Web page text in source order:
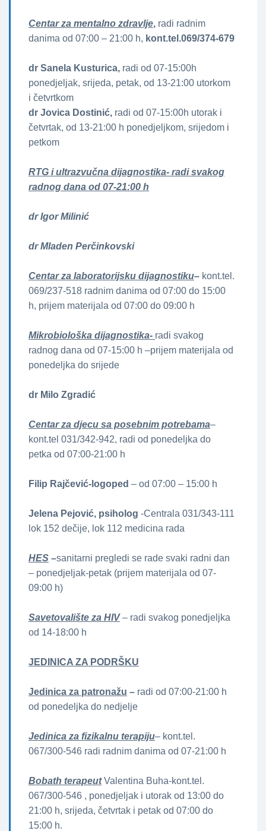
Centar za mentalno zdravlje, radi radnim
danima od 07:00 – 21:00 h, kont.tel.069/374-679
dr Sanela Kusturica, radi od 07-15:00h
ponedjeljak, srijeda, petak, od 13-21:00 utorkom
i četvrtkom
dr Jovica Dostinić, radi od 07-15:00h utorak i
četvrtak, od 13-21:00 h ponedjeljkom, srijedom i
petkom
RTG i ultrazvučna dijagnostika- radi svakog
radnog dana od 07-21:00 h
dr Igor Milinić
dr Mladen Perčinkovski
Centar za laboratorijsku dijagnostiku– kont.tel.
069/237-518 radnim danima od 07:00 do 15:00
h, prijem materijala od 07:00 do 09:00 h
Mikrobiološka dijagnostika- radi svakog
radnog dana od 07-15:00 h –prijem materijala od
ponedeljka do srijede
dr Milo Zgradić
Centar za djecu sa posebnim potrebama–
kont.tel 031/342-942, radi od ponedeljka do
petka od 07:00-21:00 h
Filip Rajčević-logoped – od 07:00 – 15:00 h
Jelena Pejović, psiholog -Centrala 031/343-111
lok 152 dečije, lok 112 medicina rada
HES –sanitarni pregledi se rade svaki radni dan
– ponedjeljak-petak (prijem materijala od 07-
09:00 h)
Savetovalište za HIV– radi svakog ponedjeljka
od 14-18:00 h
JEDINICA ZA PODRŠKU
Jedinica za patronažu – radi od 07:00-21:00 h
od ponedeljka do nedjelje
Jedinica za fizikalnu terapiju– kont.tel.
067/300-546 radi radnim danima od 07-21:00 h
Bobath terapeutValentina Buha-kont.tel.
067/300-546 , ponedjeljak i utorak od 13:00 do
21:00 h, srijeda, četvrtak i petak od 07:00 do
15:00 h.